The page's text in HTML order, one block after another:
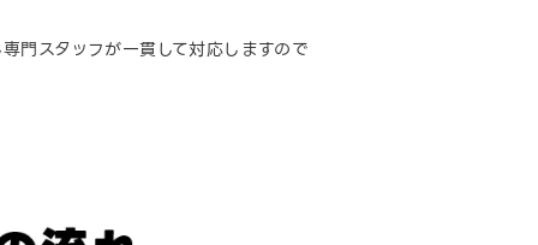
門スタッフが一貫して対応しますので